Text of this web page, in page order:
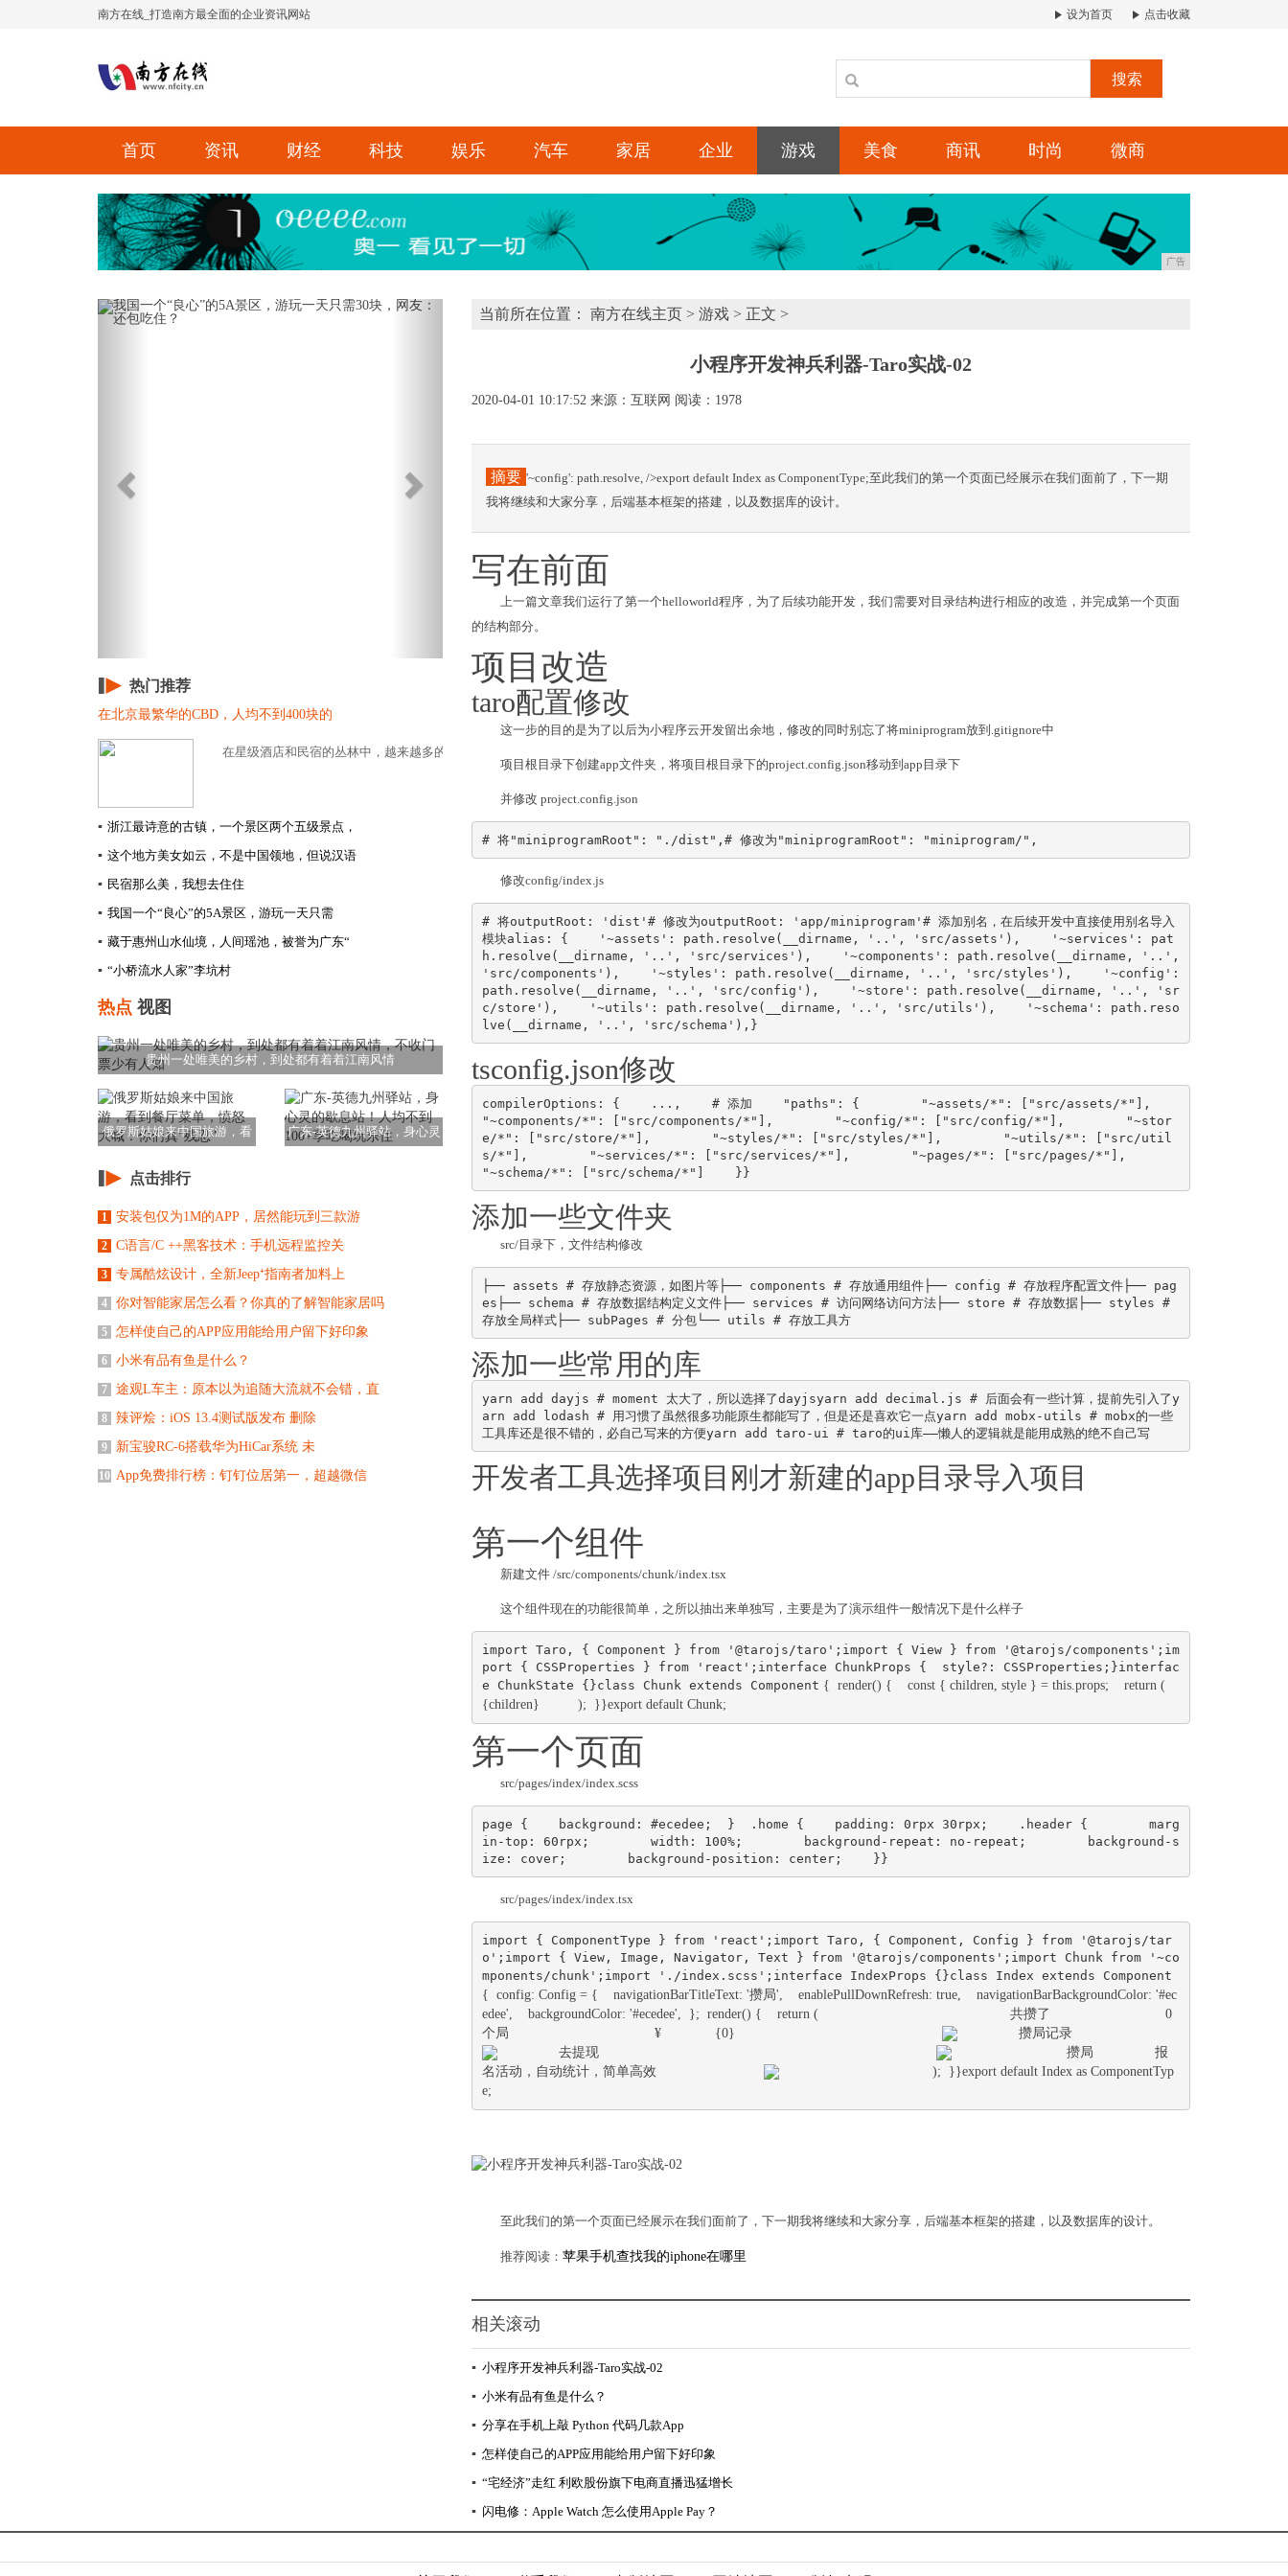
南方在线_打造南方最全面的企业资讯网站 设为首页 点击收藏
搜索
首页 资讯 财经 科技 娱乐 汽车 家居 企业 游戏 美食 商讯 时尚 微商
广告
Previous Next
热门推荐
在北京最繁华的CBD，人均不到400块的
在星级酒店和民宿的丛林中，越来越多的朋友出行会选择有着家一样温度的民宿，那里...
▪ 浙江最诗意的古镇，一个景区两个五级景点，
▪ 这个地方美女如云，不是中国领地，但说汉语
▪ 民宿那么美，我想去住住
▪ 我国一个“良心”的5A景区，游玩一天只需
▪ 藏于惠州山水仙境，人间瑶池，被誉为广东“
▪ “小桥流水人家”李坑村
热点 视图
贵州一处唯美的乡村，到处都有着着江南风情
俄罗斯姑娘来中国旅游，看
广东-英德九州驿站，身心灵
点击排行
1 安装包仅为1M的APP，居然能玩到三款游
2 C语言/C ++黑客技术：手机远程监控关
3 专属酷炫设计，全新Jeep⁺指南者加料上
4 你对智能家居怎么看？你真的了解智能家居吗
5 怎样使自己的APP应用能给用户留下好印象
6 小米有品有鱼是什么？
7 途观L车主：原本以为追随大流就不会错，直
8 辣评烩：iOS 13.4测试版发布 删除
9 新宝骏RC-6搭载华为HiCar系统 未
10 App免费排行榜：钉钉位居第一，超越微信
当前所在位置： 南方在线主页 > 游戏 > 正文 >
小程序开发神兵利器-Taro实战-02
2020-04-01 10:17:52 来源：互联网 阅读：1978
摘要 '~config': path.resolve, />export default Index as ComponentType;至此我们的第一个页面已经展示在我们面前了，下一期
我将继续和大家分享，后端基本框架的搭建，以及数据库的设计。
写在前面
上一篇文章我们运行了第一个helloworld程序，为了后续功能开发，我们需要对目录结构进行相应的改造，并完成第一个页面
的结构部分。
项目改造
taro配置修改
这一步的目的是为了以后为小程序云开发留出余地，修改的同时别忘了将miniprogram放到.gitignore中
项目根目录下创建app文件夹，将项目根目录下的project.config.json移动到app目录下
并修改 project.config.json
# 将"miniprogramRoot": "./dist",# 修改为"miniprogramRoot": "miniprogram/",
修改config/index.js
# 将outputRoot: 'dist'# 修改为outputRoot: 'app/miniprogram'# 添加别名，在后续开发中直接使用别名导入
模块alias: {    '~assets': path.resolve(__dirname, '..', 'src/assets'),    '~services': pat
h.resolve(__dirname, '..', 'src/services'),    '~components': path.resolve(__dirname, '..',
'src/components'),    '~styles': path.resolve(__dirname, '..', 'src/styles'),    '~config':
path.resolve(__dirname, '..', 'src/config'),    '~store': path.resolve(__dirname, '..', 'sr
c/store'),    '~utils': path.resolve(__dirname, '..', 'src/utils'),    '~schema': path.reso
lve(__dirname, '..', 'src/schema'),}
tsconfig.json修改
compilerOptions: {    ...,    # 添加    "paths": {        "~assets/*": ["src/assets/*"],
"~components/*": ["src/components/*"],        "~config/*": ["src/config/*"],        "~stor
e/*": ["src/store/*"],        "~styles/*": ["src/styles/*"],        "~utils/*": ["src/util
s/*"],        "~services/*": ["src/services/*"],        "~pages/*": ["src/pages/*"],
"~schema/*": ["src/schema/*"]    }}
添加一些文件夹
src/目录下，文件结构修改
├── assets # 存放静态资源，如图片等├── components # 存放通用组件├── config # 存放程序配置文件├── pag
es├── schema # 存放数据结构定义文件├── services # 访问网络访问方法├── store # 存放数据├── styles #
存放全局样式├── subPages # 分包└── utils # 存放工具方
添加一些常用的库
yarn add dayjs # moment 太大了，所以选择了dayjsyarn add decimal.js # 后面会有一些计算，提前先引入了y
arn add lodash # 用习惯了虽然很多功能原生都能写了，但是还是喜欢它一点yarn add mobx-utils # mobx的一些
工具库还是很不错的，必自己写来的方便yarn add taro-ui # taro的ui库——懒人的逻辑就是能用成熟的绝不自己写
开发者工具选择项目刚才新建的app目录导入项目
第一个组件
新建文件 /src/components/chunk/index.tsx
这个组件现在的功能很简单，之所以抽出来单独写，主要是为了演示组件一般情况下是什么样子
import Taro, { Component } from '@tarojs/taro';import { View } from '@tarojs/components';im
port { CSSProperties } from 'react';interface ChunkProps {  style?: CSSProperties;}interfac
e ChunkState {}class Chunk extends Component
{children}
    );  }}export default Chunk;
第一个页面
src/pages/index/index.scss
page {    background: #ecedee;  }  .home {    padding: 0rpx 30rpx;    .header {        marg
in-top: 60rpx;        width: 100%;        background-repeat: no-repeat;        background-s
ize: cover;        background-position: center;    }}
src/pages/index/index.tsx
import { ComponentType } from 'react';import Taro, { Component, Config } from '@tarojs/tar
o';import { View, Image, Navigator, Text } from '@tarojs/components';import Chunk from '~co
mponents/chunk';import './index.scss';interface IndexProps {}class Index extends Component
{  config: Config = {    navigationBarTitleText: '攒局',    enablePullDownRefresh: true,    navigationBarBackgroundColor: '#ec
edee',    backgroundColor: '#ecedee',  };  render() {    return (
共攒了
                0
个局
¥ {0}
攒局记录
去提现
攒局
报
名活动，自动统计，简单高效
    );  }}export default Index as ComponentTyp
e;
至此我们的第一个页面已经展示在我们面前了，下一期我将继续和大家分享，后端基本框架的搭建，以及数据库的设计。
推荐阅读： 苹果手机查找我的iphone在哪里
相关滚动
▪ 小程序开发神兵利器-Taro实战-02
▪ 小米有品有鱼是什么？
▪ 分享在手机上敲 Python 代码几款App
▪ 怎样使自己的APP应用能给用户留下好印象
▪ “宅经济”走红 利欧股份旗下电商直播迅猛增长
▪ 闪电修：Apple Watch 怎么使用Apple Pay？